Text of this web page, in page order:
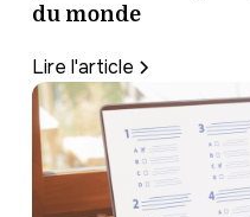
du monde
Lire l'article